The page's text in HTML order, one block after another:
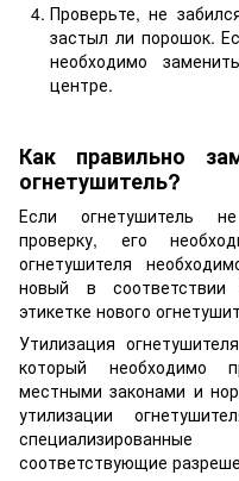
Проверьте, не
застыл ли порошок.
необходимо
центре.
Как правильно
огнетушитель?
Если огнетушитель
проверку, его
огнетушителя
новый в
этикетке нового
Утилизация
который необходимо
местными законами и
утилизации
соответствующие